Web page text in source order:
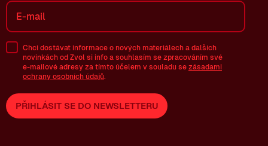
Chci dostávat informace o nových materiálech a dalších
novinkách od Zvol si info a souhlasím se zpracováním své
e-mailové adresy za tímto účelem v souladu se zásadami
ochrany osobních údajů.
PŘIHLÁSIT SE DO NEWSLETTERU